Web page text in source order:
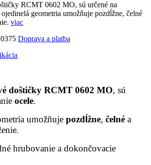
RCMT 0602 MO, sú určené na
geometria umožňuje pozdĺžne, čelné
viac
Doprava a platba
doštičky RCMT 0602 MO, sú
ocele.
umožňuje pozdĺžne, čelné a
hrubovanie a dokončovacie